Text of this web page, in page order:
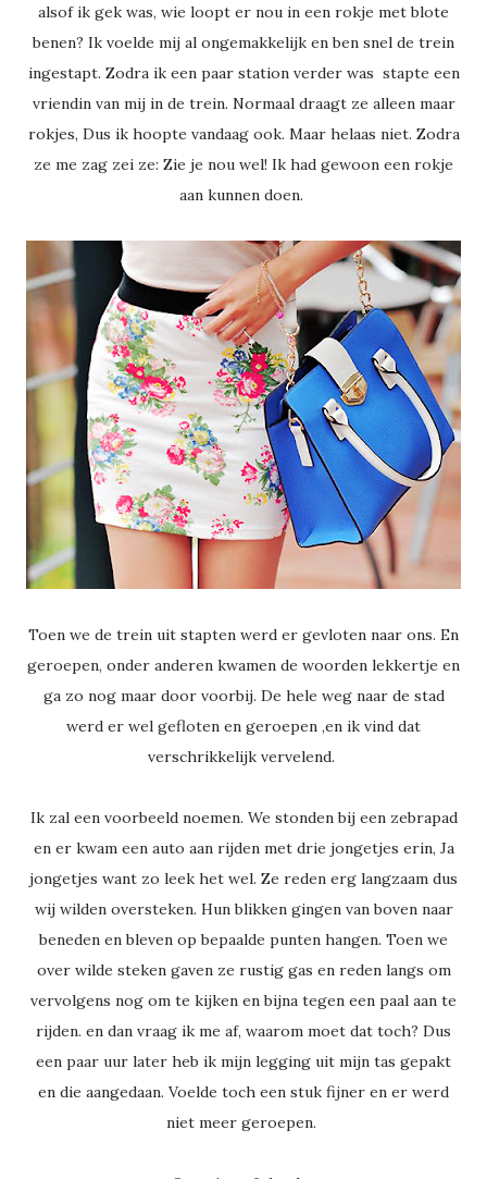
alsof ik gek was, wie loopt er nou in een rokje met blote
benen? Ik voelde mij al ongemakkelijk en ben snel de trein
ingestapt. Zodra ik een paar station verder was stapte een
vriendin van mij in de trein. Normaal draagt ze alleen maar
rokjes, Dus ik hoopte vandaag ook. Maar helaas niet. Zodra
ze me zag zei ze: Zie je nou wel! Ik had gewoon een rokje
aan kunnen doen.
Toen we de trein uit stapten werd er gevloten naar ons. En
geroepen, onder anderen kwamen de woorden lekkertje en
ga zo nog maar door voorbij. De hele weg naar de stad
werd er wel gefloten en geroepen ,en ik vind dat
verschrikkelijk vervelend.
Ik zal een voorbeeld noemen. We stonden bij een zebrapad
en er kwam een auto aan rijden met drie jongetjes erin, Ja
jongetjes want zo leek het wel. Ze reden erg langzaam dus
wij wilden oversteken. Hun blikken gingen van boven naar
beneden en bleven op bepaalde punten hangen. Toen we
over wilde steken gaven ze rustig gas en reden langs om
vervolgens nog om te kijken en bijna tegen een paal aan te
rijden. en dan vraag ik me af, waarom moet dat toch? Dus
een paar uur later heb ik mijn legging uit mijn tas gepakt
en die aangedaan. Voelde toch een stuk fijner en er werd
niet meer geroepen.